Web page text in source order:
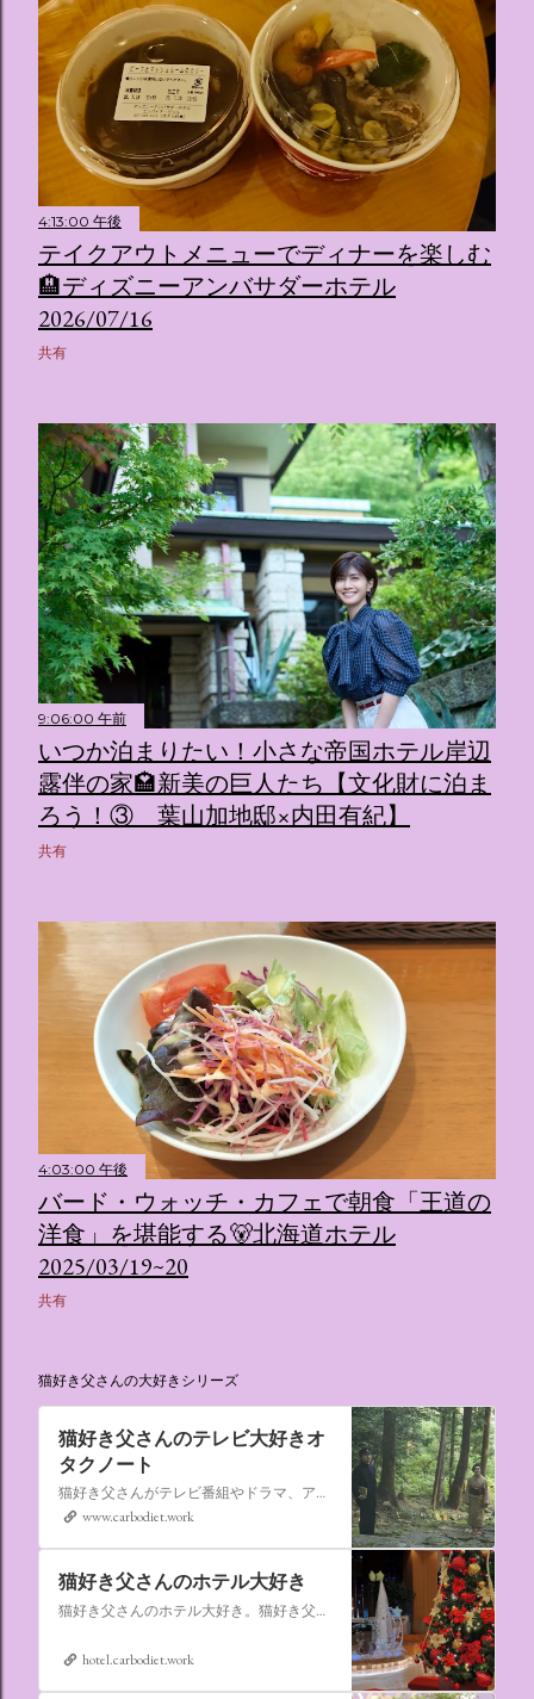
4:13:00 午後
テイクアウトメニューでディナーを楽しむ
🏨ディズニーアンバサダーホテル
2026/07/16
共有
9:06:00 午前
いつか泊まりたい！小さな帝国ホテル岸辺
露伴の家🏩新美の巨人たち【文化財に泊ま
ろう！③ 葉山加地邸×内田有紀】
共有
4:03:00 午後
バード・ウォッチ・カフェで朝食「王道の
洋食」を堪能する🐻北海道ホテル
2025/03/19~20
共有
猫好き父さんの大好きシリーズ
猫好き父さんのテレビ大好きオ
タクノート
猫好き父さんがテレビ番組やドラマ、アニメ、特撮ヒーロー,そしてダイエットについて書いたブログです。
www.carbodiet.work
猫好き父さんのホテル大好き
猫好き父さんのホテル大好き。猫好き父さんが宿泊したホテルの情報を徒然なるままに書いていきます。
hotel.carbodiet.work